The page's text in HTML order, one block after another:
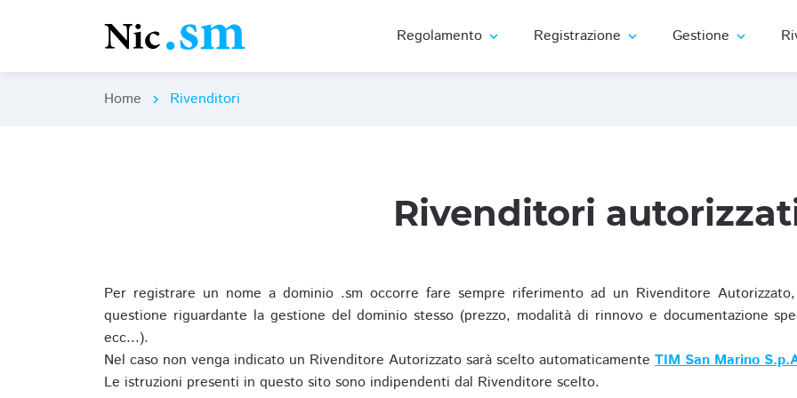
Regolamento expand_more Registrazione expand_more Gestione expand_more
Home chevron_right Rivenditori
Rivenditori
Per registrare un nome a dominio .sm occorre fare sempre riferimento ad un Rivenditore
questione riguardante la gestione del dominio stesso (prezzo, modalità di rinnovo e documentazione
ecc...).
Nel caso non venga indicato un Rivenditore Autorizzato sarà scelto automaticamente TIM San Marino
Le istruzioni presenti in questo sito sono indipendenti dal Rivenditore scelto.